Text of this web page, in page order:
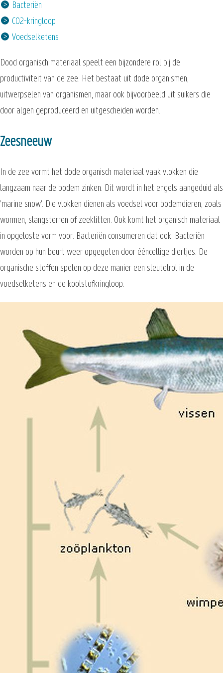
Bacteriën
CO2-kringloop
Voedselketens
Dood organisch materiaal speelt een bijzondere rol bij de
productiviteit van de zee. Het bestaat uit dode organismen,
uitwerpselen van organismen, maar ook bijvoorbeeld uit suikers die
door algen geproduceerd en uitgescheiden worden.
Zeesneeuw
In de zee vormt het dode organisch materiaal vaak vlokken die
langzaam naar de bodem zinken. Dit wordt in het engels aangeduid als
'marine snow'. Die vlokken dienen als voedsel voor bodemdieren, zoals
wormen, slangsterren of zeeklitten. Ook komt het organisch materiaal
in opgeloste vorm voor. Bacteriën consumeren dat ook. Bacteriën
worden op hun beurt weer opgegeten door ééncellige diertjes. De
organische stoffen spelen op deze manier een sleutelrol in de
voedselketens en de koolstofkringloop.